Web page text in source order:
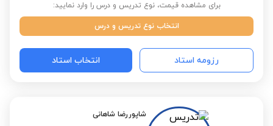
برای مشاهده قیمت، نوع تدریس و درس را وارد نمایید:
انتخاب نوع تدریس و درس
رزومه استاد انتخاب استاد
شاپوررضا شاهانی